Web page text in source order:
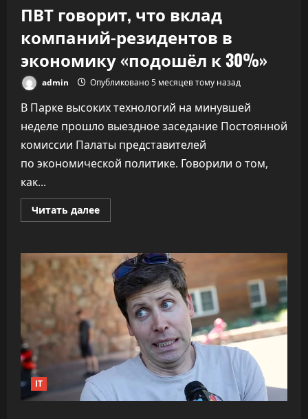
ПВТ говорит, что вклад
компаний-резидентов в
экономику «подошёл к 30%»
admin Опубликовано 5 месяцев тому назад
В Парке высоких технологий на минувшей
неделе прошло выездное заседание Постоянной
комиссии Палаты представителей
по экономической политике. Говорили о том,
как...
Читать далееПрочитать
больше
что
вклад
компаний-
резидентов
в
экономику
«подошёл
30%»
IT